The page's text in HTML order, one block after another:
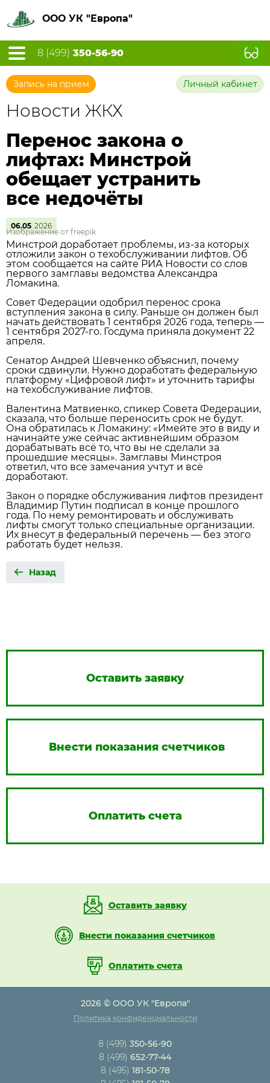
ООО УК "Европа"
8 (499) 350-56-90
Запись на прием Личный кабинет
Новости ЖКХ
Перенос закона о
лифтах: Минстрой
обещает устранить
все недочёты
06.05 2026
Изображение от freepik
Минстрой доработает проблемы, из‑за которых
отложили закон о техобслуживании лифтов. Об
этом сообщается на сайте РИА Новости со слов
первого замглавы ведомства Александра
Ломакина.
Совет Федерации одобрил перенос срока
вступления закона в силу. Раньше он должен был
начать действовать 1 сентября 2026 года, теперь —
1 сентября 2027‑го. Госдума приняла документ 22
апреля.
Сенатор Андрей Шевченко объяснил, почему
сроки сдвинули. Нужно доработать федеральную
платформу «Цифровой лифт» и уточнить тарифы
на техобслуживание лифтов.
Валентина Матвиенко, спикер Совета Федерации,
сказала, что больше переносить срок не будут.
Она обратилась к Ломакину: «Имейте это в виду и
начинайте уже сейчас активнейшим образом
дорабатывать всё то, что вы не сделали за
прошедшие месяцы». Замглавы Минстроя
ответил, что все замечания учтут и всё
доработают.
Закон о порядке обслуживания лифтов президент
Владимир Путин подписал в конце прошлого
года. По нему ремонтировать и обслуживать
лифты смогут только специальные организации.
Их внесут в федеральный перечень — без этого
работать будет нельзя.
Назад
Оставить заявку
Внести показания счетчиков
Оплатить счета
Оставить заявку
Внести показания счетчиков
Оплатить счета
2026 © ООО УК "Европа"
Политика конфиденциальности
8 (499) 350-56-90
8 (499) 652-77-44
8 (495) 181-50-78